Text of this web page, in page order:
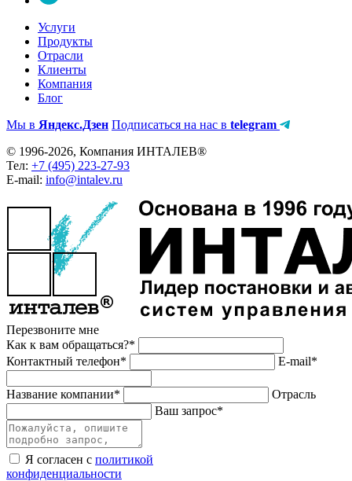
Услуги
Продукты
Отрасли
Клиенты
Компания
Блог
Мы в Яндекс.Дзен Подписаться на нас в telegram
© 1996-2026, Компания ИНТАЛЕВ®
Тел: +7 (495) 223-27-93
E-mail: info@intalev.ru
Перезвоните мне
Как к вам обращаться?*
Контактный телефон*
E-mail*
Название компании*
Отрасль
Ваш запрос*
Я согласен с политикой
конфиденциальности